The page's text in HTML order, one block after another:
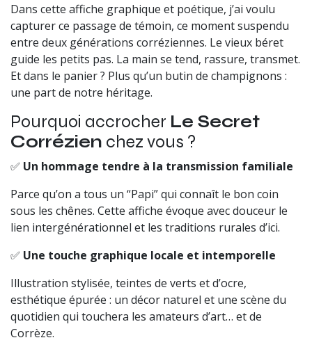
Dans cette affiche graphique et poétique, j’ai voulu
capturer ce passage de témoin, ce moment suspendu
entre deux générations corréziennes. Le vieux béret
guide les petits pas. La main se tend, rassure, transmet.
Et dans le panier ? Plus qu’un butin de champignons :
une part de notre héritage.
Pourquoi accrocher Le Secret
Corrézien chez vous ?
✅ Un hommage tendre à la transmission familiale
Parce qu’on a tous un “Papi” qui connaît le bon coin
sous les chênes. Cette affiche évoque avec douceur le
lien intergénérationnel et les traditions rurales d’ici.
✅ Une touche graphique locale et intemporelle
Illustration stylisée, teintes de verts et d’ocre,
esthétique épurée : un décor naturel et une scène du
quotidien qui touchera les amateurs d’art… et de
Corrèze.